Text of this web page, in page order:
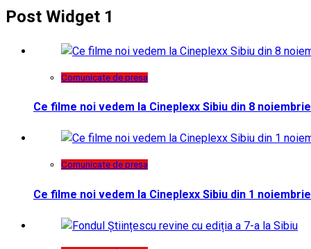
Post Widget 1
Comunicate de presa
Ce filme noi vedem la Cineplexx Sibiu din 8 noiembrie
Comunicate de presa
Ce filme noi vedem la Cineplexx Sibiu din 1 noiembrie